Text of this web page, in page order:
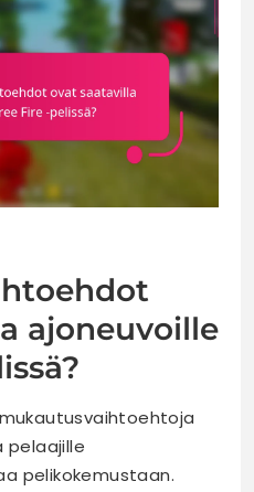
ajoneuvoille
pelaajille
pelikokemustaan.